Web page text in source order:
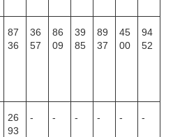
87
36
36
57
86
09
39
85
89
37
45
00
94
52
26
93
- - - - - -